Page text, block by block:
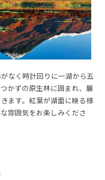
なく時計回りに一湖から五
かずの原生林に囲まれ、展
ます。紅葉が湖面に映る様
雰囲気をお楽しみくださ